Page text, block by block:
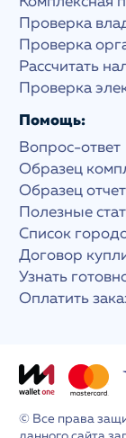
Проверка
Проверка
Рассчитать
Проверка
Помощь:
Вопрос-ответ
Образец
Образец
Полезные
Список
Договор
Узнать
Оплатить
© Все права